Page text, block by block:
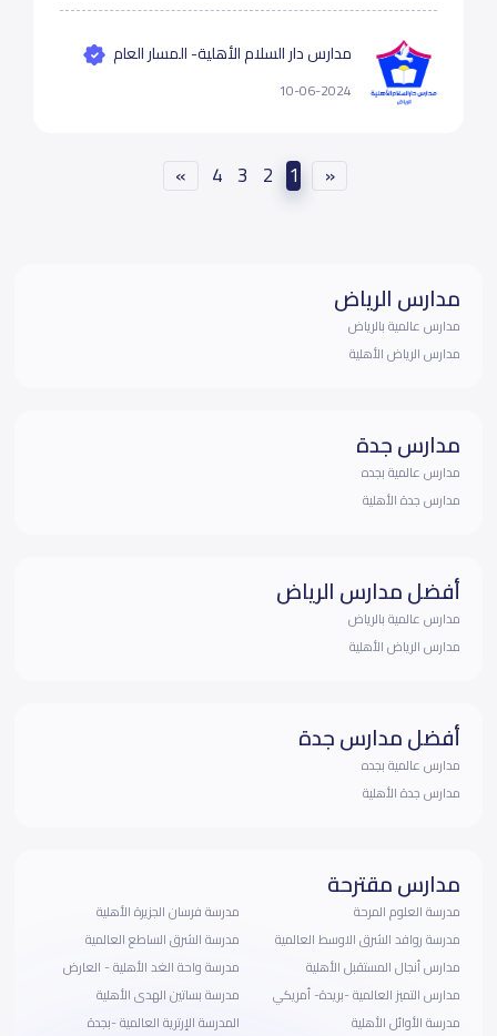
مدارس دار السلام الأهلية- المسار العام
10-06-2024
«
1
2
3
4
»
مدارس الرياض
مدارس عالمية بالرياض
مدارس الرياض الأهلية
مدارس جدة
مدارس عالمية بجده
مدارس جدة الأهلية
أفضل مدارس الرياض
مدارس عالمية بالرياض
مدارس الرياض الأهلية
أفضل مدارس جدة
مدارس عالمية بجده
مدارس جدة الأهلية
مدارس مقترحة
مدرسة العلوم المرحة
مدرسة روافد الشرق الاوسط العالمية
مدارس أنجال المستقبل الأهلية
مدارس التميز العالمية -بريدة- أمريكي
مدرسة الأوائل الأهلية
مدرسة فرسان الجزيرة الأهلية
مدرسة الشرق الساطع العالمية
مدرسة واحة الغد الأهلية - العارض
مدرسة بساتين الهدى الأهلية
المدرسة الإرترية العالمية -بجدة